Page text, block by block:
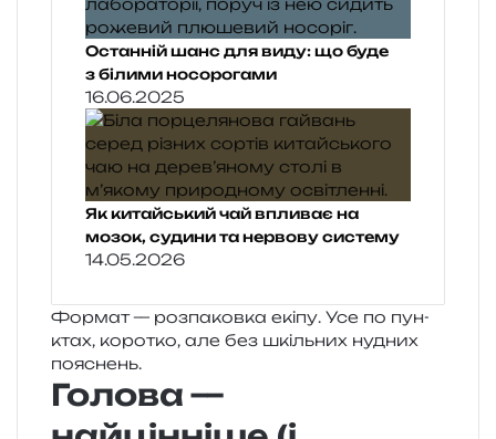
Останній шанс для виду: що буде
з білими носорогами
16.06.2025
Як китайський чай впливає на
мозок, судини та нервову систему
14.05.2026
Формат — роз­па­ков­ка екіпу. Усе по пун­
ктах, коро­тко, але без шкіль­них нудних
пояснень.
Голова —